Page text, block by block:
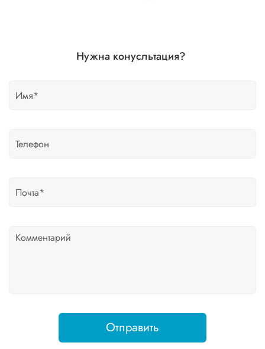
Нужна конусльтация?
Отправить